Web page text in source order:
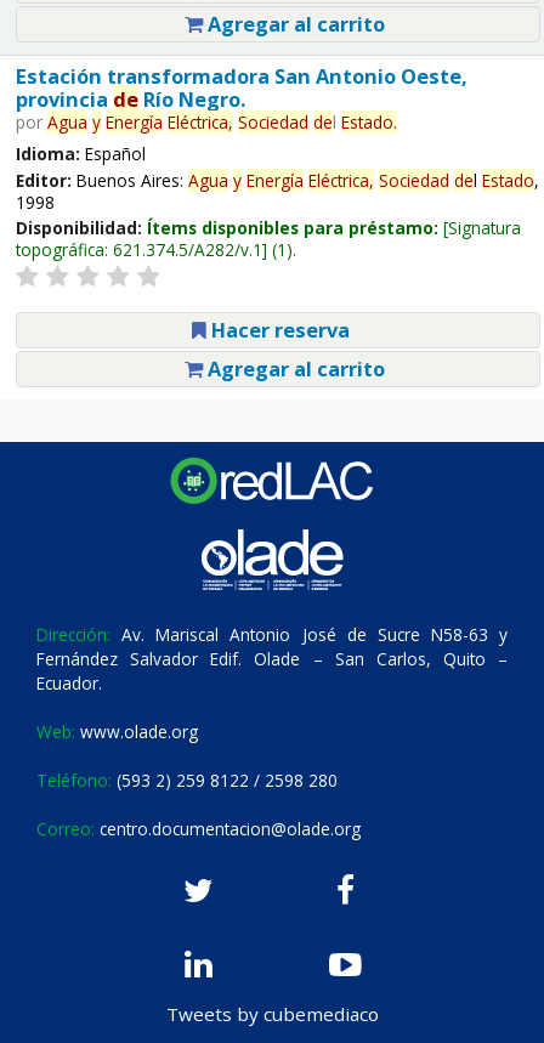
Agregar al carrito
Estación transformadora San Antonio Oeste,
provincia deRío Negro.
por Agua y Energía Eléctrica, Sociedad del Estado.
Idioma: Español
Editor: Buenos Aires: Agua y Energía Eléctrica, Sociedad del Estado,
1998
Disponibilidad: Ítems disponibles para préstamo: Signatura
topográfica: 621.374.5/A282/v.1 (1).
Hacer reserva
Agregar al carrito
Dirección: Av. Mariscal Antonio José de Sucre N58-63 y
Fernández Salvador Edif. Olade – San Carlos, Quito –
Ecuador.
Web: www.olade.org
Teléfono: (593 2) 259 8122 / 2598 280
Correo: centro.documentacion@olade.org
Tweets by cubemediaco